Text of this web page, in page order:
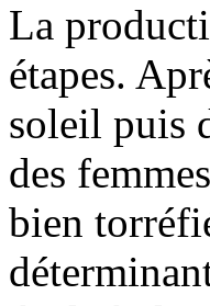
La
étapes.
soleil puis
des
bien